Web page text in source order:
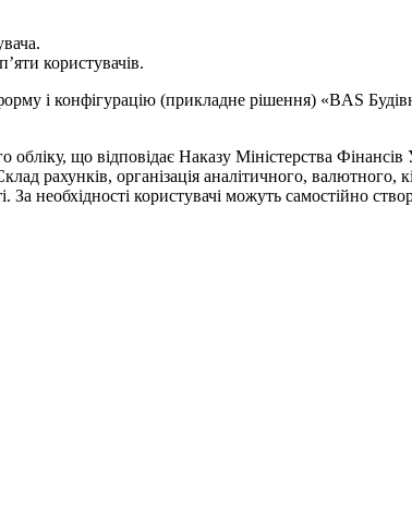
користувачів.
і конфігурацію (прикладне рішення) «BAS
що відповідає Наказу Міністерства
рахунків, організація аналітичного, валютного,
необхідності користувачі можуть самостійно